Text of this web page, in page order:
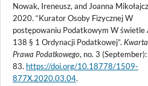
Nowak, Ireneusz, and Joanna
2020. “Kurator Osoby Fizycznej W
postępowaniu Podatkowym W świetle
138 § 1 Ordynacji Podatkowej”.
Prawa Podatkowego, no. 3
83. https://doi.org/10.18778/1509-
877X.2020.03.04.